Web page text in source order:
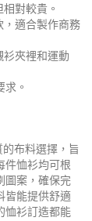
對較貴。
，適合製作商務
衫夾裡和運動
。
布料選擇，旨
件恤衫均可根
圖案，確保完
皆能提供舒適
恤衫訂造都能